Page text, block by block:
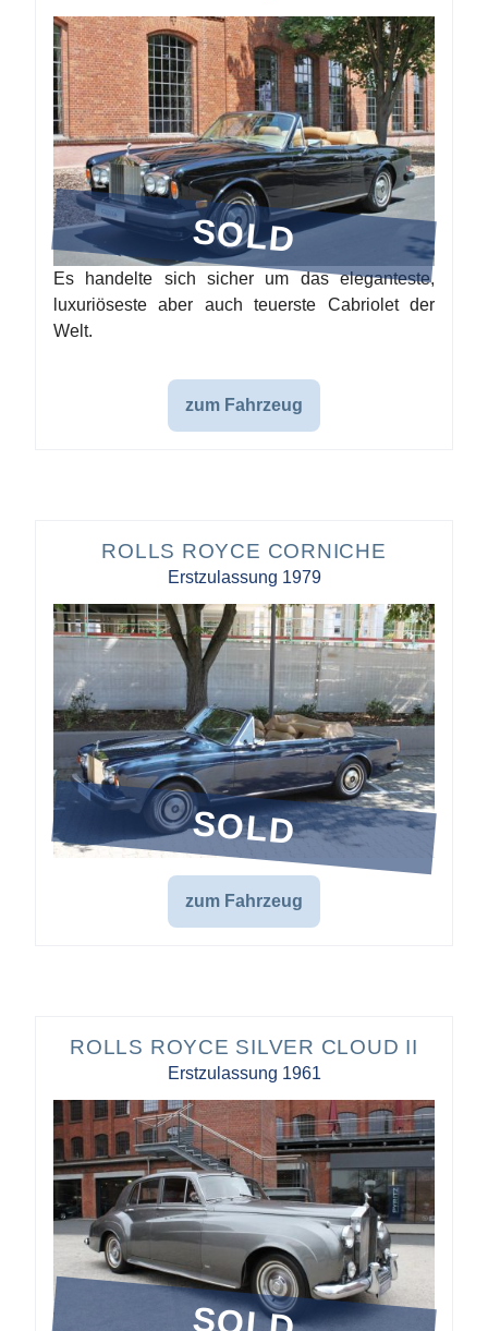
SOLD
Es handelte sich sicher um das eleganteste,
luxuriöseste aber auch teuerste Cabriolet der
Welt.
zum Fahrzeug
ROLLS ROYCE CORNICHE
Erstzulassung 1979
SOLD
zum Fahrzeug
ROLLS ROYCE SILVER CLOUD II
Erstzulassung 1961